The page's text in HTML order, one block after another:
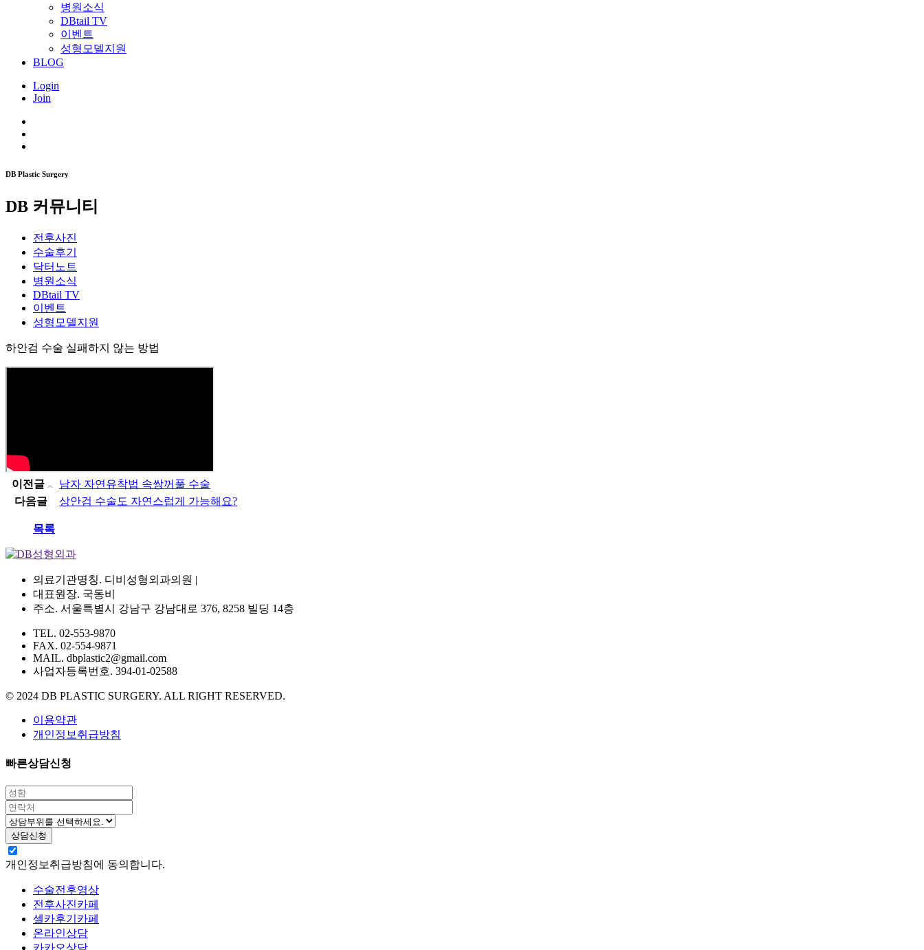
병원소식
DBtail TV
이벤트
성형모델지원
BLOG
Login
Join
DB Plastic Surgery
DB 커뮤니티
전후사진
수술후기
닥터노트
병원소식
DBtail TV
이벤트
성형모델지원
하안검 수술 실패하지 않는 방법
이전글
남자 자연유착법 속쌍꺼풀 수술
다음글
상안검 수술도 자연스럽게 가능해요?
목록
의료기관명칭. 디비성형외과의원 |
대표원장. 국동비
주소. 서울특별시 강남구 강남대로 376, 8258 빌딩 14층
TEL. 02-553-9870
FAX. 02-554-9871
MAIL. dbplastic2@gmail.com
사업자등록번호. 394-01-02588
© 2024 DB PLASTIC SURGERY. ALL RIGHT RESERVED.
이용약관
개인정보취급방침
빠른상담신청
개인정보취급방침에 동의합니다.
수술전후영상
전후사진카페
셀카후기카페
온라인상담